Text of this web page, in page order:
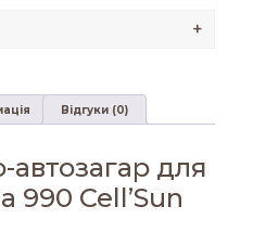
+
Відгуки (0)
для
990 Cell’Sun